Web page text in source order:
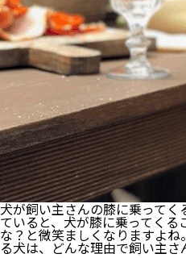
犬が飼い主さんの膝に乗って
ていると、犬が膝に乗ってく
な？と微笑ましくなりますよ
る犬は、どんな理由で飼い主